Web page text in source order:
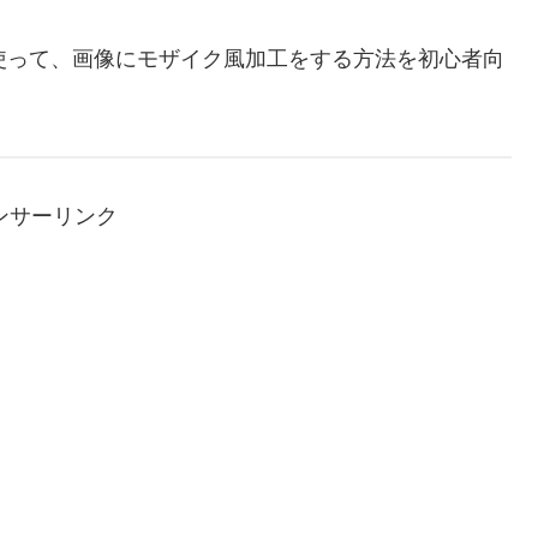
て、画像にモザイク風加工をする方法を初心者向
サーリンク